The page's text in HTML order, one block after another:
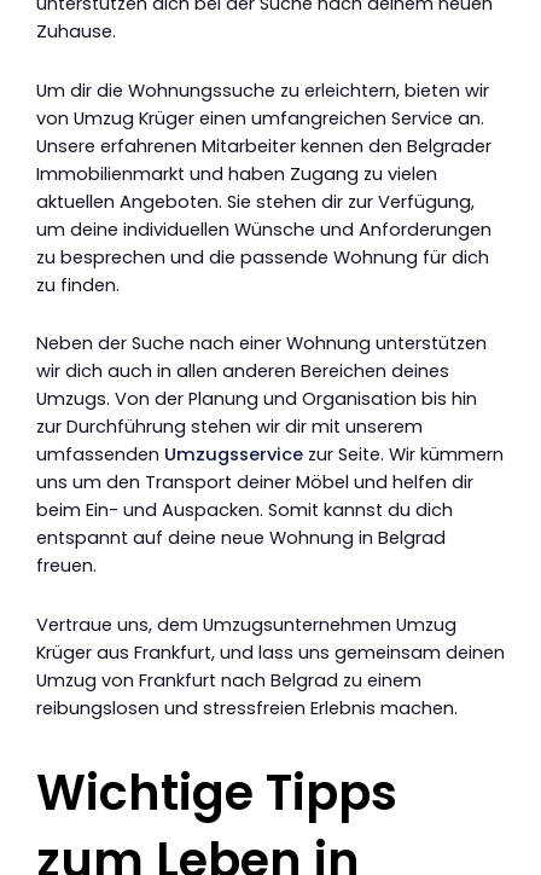
Zuhause.
Um dir die Wohnungssuche zu erleichtern, bieten wir
von Umzug Krüger einen umfangreichen Service an.
Unsere erfahrenen Mitarbeiter kennen den Belgrader
Immobilienmarkt und haben Zugang zu vielen
aktuellen Angeboten. Sie stehen dir zur Verfügung,
um deine individuellen Wünsche und Anforderungen
zu besprechen und die passende Wohnung für dich
zu finden.
Neben der Suche nach einer Wohnung unterstützen
wir dich auch in allen anderen Bereichen deines
Umzugs. Von der Planung und Organisation bis hin
zur Durchführung stehen wir dir mit unserem
umfassenden Umzugsservice zur Seite. Wir kümmern
uns um den Transport deiner Möbel und helfen dir
beim Ein- und Auspacken. Somit kannst du dich
entspannt auf deine neue Wohnung in Belgrad
freuen.
Vertraue uns, dem Umzugsunternehmen Umzug
Krüger aus Frankfurt, und lass uns gemeinsam deinen
Umzug von Frankfurt nach Belgrad zu einem
reibungslosen und stressfreien Erlebnis machen.
Wichtige Tipps
zum Leben in